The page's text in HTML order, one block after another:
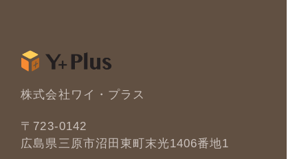
株式会社ワイ・プラス
〒723-0142
広島県三原市沼田東町末光1406番地1